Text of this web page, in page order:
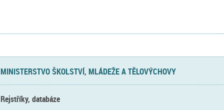
MINISTERSTVO ŠKOLSTVÍ, MLÁDEŽE A TĚLOVÝCHOVY
Rejstříky, databáze